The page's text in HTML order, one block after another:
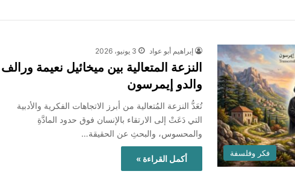
فكر وفلسفة
إبراهيم أبو عواد 3 يونيو، 2026
النزعة المتعالية بين ميخائيل نعيمة ورالف
والدو إيمرسون
تُعَدُّ النزعة المُتعالية من أبرز الاتجاهات الفكرية والأدبية
التي دَعَتْ إلى الارتقاء بالإنسان فوق حدود المادَّةِ
والمحسوس، والبحثِ عن الحقيقة…
أكمل القراءة »